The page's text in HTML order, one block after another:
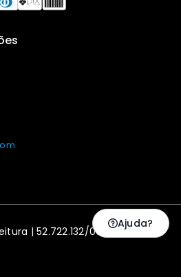
| 52.722.132/0001-20
Ajuda?